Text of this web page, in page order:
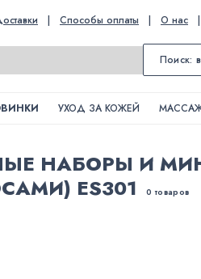
| Способы оплаты | О нас |
УХОД ЗА КОЖЕЙ
НАБОРЫ И
ES301
0 товаров